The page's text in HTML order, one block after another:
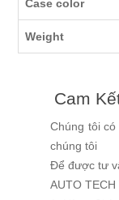
Case color
Weight
Cam
Chúng tôi
chúng tôi
Để được tư
AUTO